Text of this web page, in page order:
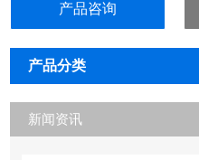
产品咨询
产品分类
新闻资讯